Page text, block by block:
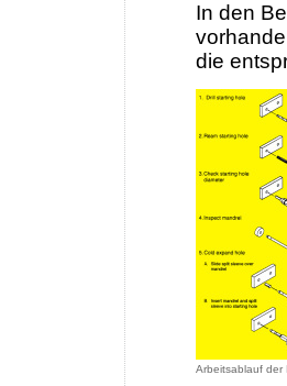
In den
die
Arbeitsablauf der